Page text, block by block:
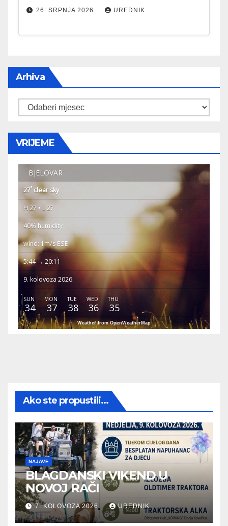
26. SRPNJA 2026. UREDNIK
Arhiva
Arhiva
VRIJEME
BJELOVAR
27° clear sky
H 27 • L 27
40% humidity
wind: 1m/s ESE
5:44 → 20:11
9. kolovoza 2026.
SUN
34
MON
37
TUE
38
WED
36
THU
35
Weather from OpenWeatherMap
Ako ste propustili...
NAJAVE
BLAGDANSKI VIKEND U
NOVOJ RAČI
7. KOLOVOZA 2026. UREDNIK